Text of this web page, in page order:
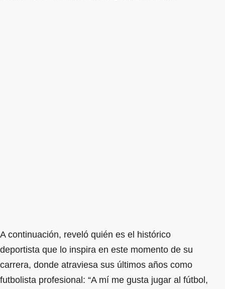
A continuación, reveló quién es el histórico
deportista que lo inspira en este momento de su
carrera, donde atraviesa sus últimos años como
futbolista profesional: “A mí me gusta jugar al fútbol,